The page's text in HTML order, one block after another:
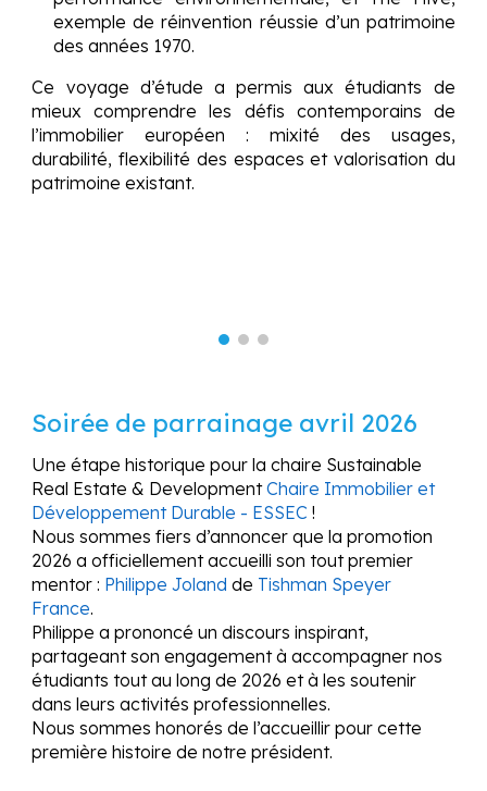
exemple de réinvention réussie d’un patrimoine
des années 1970.
Ce voyage d’étude a permis aux étudiants de
mieux comprendre les défis contemporains de
l’immobilier européen : mixité des usages,
durabilité, flexibilité des espaces et valorisation du
patrimoine existant.
Soirée de parrainage avril 2026
Une étape historique pour la chaire Sustainable
Real Estate & Development Chaire Immobilier et
Développement Durable - ESSEC !
Nous sommes fiers d’annoncer que la promotion
2026 a officiellement accueilli son tout premier
mentor : Philippe Joland de Tishman Speyer
France.
Philippe a prononcé un discours inspirant,
partageant son engagement à accompagner nos
étudiants tout au long de 2026 et à les soutenir
dans leurs activités professionnelles.
Nous sommes honorés de l’accueillir pour cette
première histoire de notre président.